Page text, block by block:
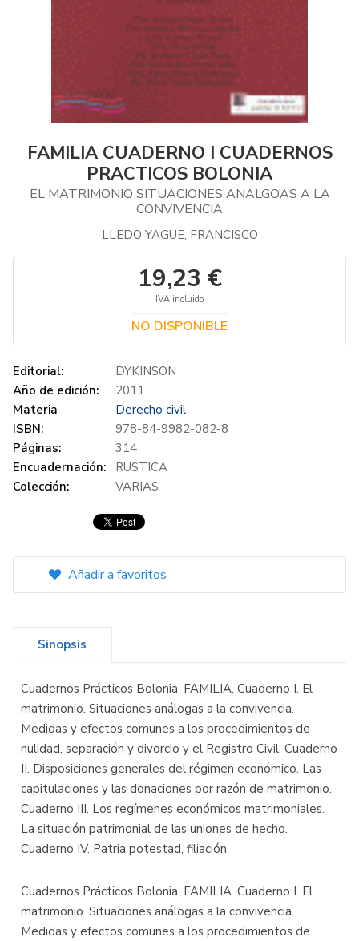
FAMILIA CUADERNO I CUADERNOS
PRACTICOS BOLONIA
EL MATRIMONIO SITUACIONES ANALGOAS A LA
CONVIVENCIA
LLEDO YAGUE, FRANCISCO
19,23 €
IVA incluido
NO DISPONIBLE
Editorial:
DYKINSON
Año de edición:
2011
Materia
Derecho civil
ISBN:
978-84-9982-082-8
Páginas:
314
Encuadernación:
RUSTICA
Colección:
VARIAS
Añadir a favoritos
Sinopsis
Cuadernos Prácticos Bolonia. FAMILIA. Cuaderno I. El
matrimonio. Situaciones análogas a la convivencia.
Medidas y efectos comunes a los procedimientos de
nulidad, separación y divorcio y el Registro Civil. Cuaderno
II. Disposiciones generales del régimen económico. Las
capitulaciones y las donaciones por razón de matrimonio.
Cuaderno III. Los regímenes económicos matrimoniales.
La situación patrimonial de las uniones de hecho.
Cuaderno IV. Patria potestad, filiación
Cuadernos Prácticos Bolonia. FAMILIA. Cuaderno I. El
matrimonio. Situaciones análogas a la convivencia.
Medidas y efectos comunes a los procedimientos de